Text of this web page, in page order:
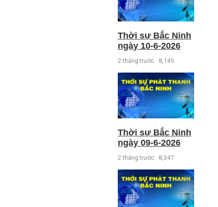
Thời sự Bắc Ninh
ngày 10-6-2026
2 tháng trước 8,145
Thời sự Bắc Ninh
ngày 09-6-2026
2 tháng trước 8,347